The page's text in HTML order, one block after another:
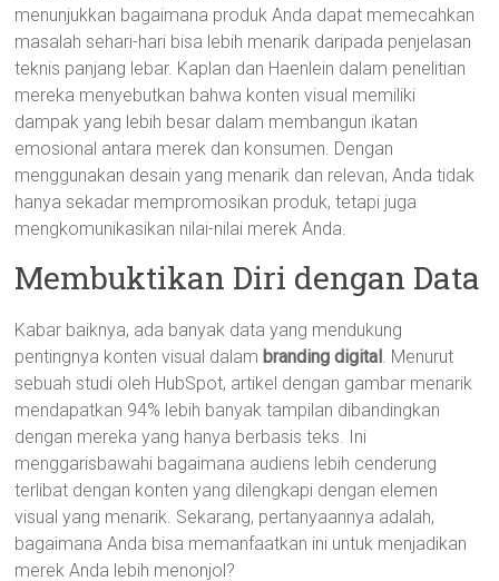
menunjukkan bagaimana produk Anda dapat memecahkan
masalah sehari-hari bisa lebih menarik daripada penjelasan
teknis panjang lebar. Kaplan dan Haenlein dalam penelitian
mereka menyebutkan bahwa konten visual memiliki
dampak yang lebih besar dalam membangun ikatan
emosional antara merek dan konsumen. Dengan
menggunakan desain yang menarik dan relevan, Anda tidak
hanya sekadar mempromosikan produk, tetapi juga
mengkomunikasikan nilai-nilai merek Anda.
Membuktikan Diri dengan Data
Kabar baiknya, ada banyak data yang mendukung
pentingnya konten visual dalam branding digital. Menurut
sebuah studi oleh HubSpot, artikel dengan gambar menarik
mendapatkan 94% lebih banyak tampilan dibandingkan
dengan mereka yang hanya berbasis teks. Ini
menggarisbawahi bagaimana audiens lebih cenderung
terlibat dengan konten yang dilengkapi dengan elemen
visual yang menarik. Sekarang, pertanyaannya adalah,
bagaimana Anda bisa memanfaatkan ini untuk menjadikan
merek Anda lebih menonjol?